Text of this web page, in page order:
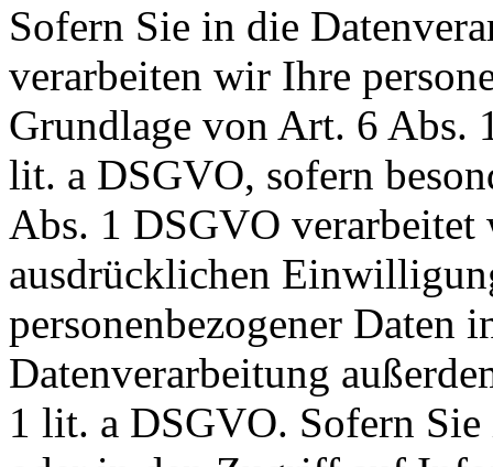
Sofern Sie in die
verarbeiten wir Ihre
Grundlage von Art. 6 Abs.
lit. a DSGVO, sofern
Abs. 1 DSGVO verarbeitet
ausdrücklichen
personenbezogener Daten
Datenverarbeitung
1 lit. a DSGVO. Sofern